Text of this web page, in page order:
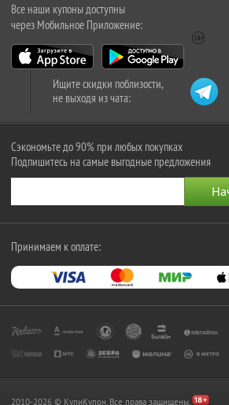
Все наши купоны доступны
через Мобильное Приложение:
Ищите скидки поблизости,
не выходя из чата:
Сэкономьте до 90% при любых покупках
Подпишитесь на самые выгодные предложения
Принимаем к оплате:
2010-2026 © КупиКупон. Все права защищены.